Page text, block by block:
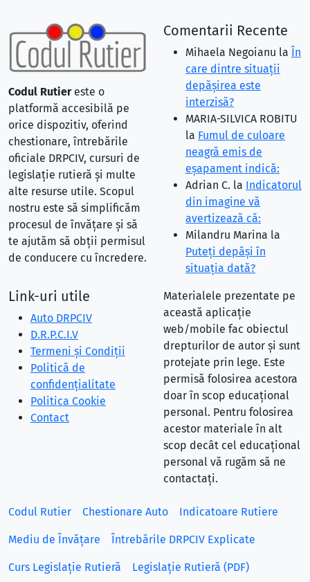
Codul Rutiereste o
platformă accesibilă pe
orice dispozitiv, oferind
chestionare, întrebările
oficiale DRPCIV, cursuri de
legislație rutieră și multe
alte resurse utile. Scopul
nostru este să simplificăm
procesul de învățare și să
te ajutăm să obții permisul
de conducere cu încredere.
Comentarii Recente
Mihaela Negoianu la În
care dintre situaţii
depăşirea este
interzisă?
MARIA-SILVICA ROBITU
la Fumul de culoare
neagră emis de
eşapament indică:
Adrian C. la Indicatorul
din imagine vă
avertizează că:
Milandru Marina la
Puteţi depăşi în
situaţia dată?
Link-uri utile
Auto DRPCIV
D.R.P.C.I.V
Termeni și Condiții
Politică de
confidențialitate
Politica Cookie
Contact
Materialele prezentate pe
această aplicație
web/mobile fac obiectul
drepturilor de autor și sunt
protejate prin lege. Este
permisă folosirea acestora
doar în scop educațional
personal. Pentru folosirea
acestor materiale în alt
scop decât cel educațional
personal vă rugăm să ne
contactați.
Codul Rutier Chestionare Auto Indicatoare Rutiere
Mediu de Învățare Întrebările DRPCIV Explicate
Curs Legislație Rutieră Legislație Rutieră (PDF)